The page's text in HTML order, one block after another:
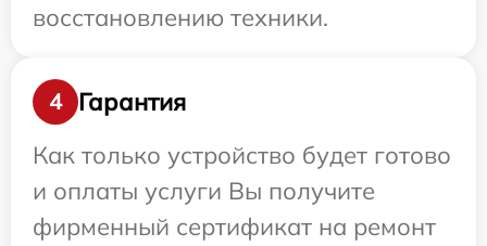
восстановлению техники.
4
Гарантия
Как только устройство будет готово
и оплаты услуги Вы получите
фирменный сертификат на ремонт